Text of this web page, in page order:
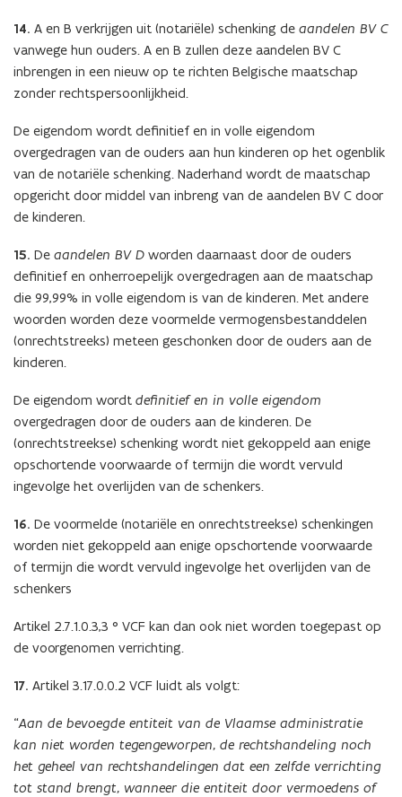
14. A en B verkrijgen uit (notariële) schenking de aandelen BV C
vanwege hun ouders. A en B zullen deze aandelen BV C
inbrengen in een nieuw op te richten Belgische maatschap
zonder rechtspersoonlijkheid.
De eigendom wordt definitief en in volle eigendom
overgedragen van de ouders aan hun kinderen op het ogenblik
van de notariële schenking. Naderhand wordt de maatschap
opgericht door middel van inbreng van de aandelen BV C door
de kinderen.
15. De aandelen BV D worden daarnaast door de ouders
definitief en onherroepelijk overgedragen aan de maatschap
die 99,99% in volle eigendom is van de kinderen. Met andere
woorden worden deze voormelde vermogensbestanddelen
(onrechtstreeks) meteen geschonken door de ouders aan de
kinderen.
De eigendom wordt definitief en in volle eigendom
overgedragen door de ouders aan de kinderen. De
(onrechtstreekse) schenking wordt niet gekoppeld aan enige
opschortende voorwaarde of termijn die wordt vervuld
ingevolge het overlijden van de schenkers.
16. De voormelde (notariële en onrechtstreekse) schenkingen
worden niet gekoppeld aan enige opschortende voorwaarde
of termijn die wordt vervuld ingevolge het overlijden van de
schenkers
Artikel 2.7.1.0.3,3 ° VCF kan dan ook niet worden toegepast op
de voorgenomen verrichting.
17. Artikel 3.17.0.0.2 VCF luidt als volgt:
“Aan de bevoegde entiteit van de Vlaamse administratie
kan niet worden tegengeworpen, de rechtshandeling noch
het geheel van rechtshandelingen dat een zelfde verrichting
tot stand brengt, wanneer die entiteit door vermoedens of